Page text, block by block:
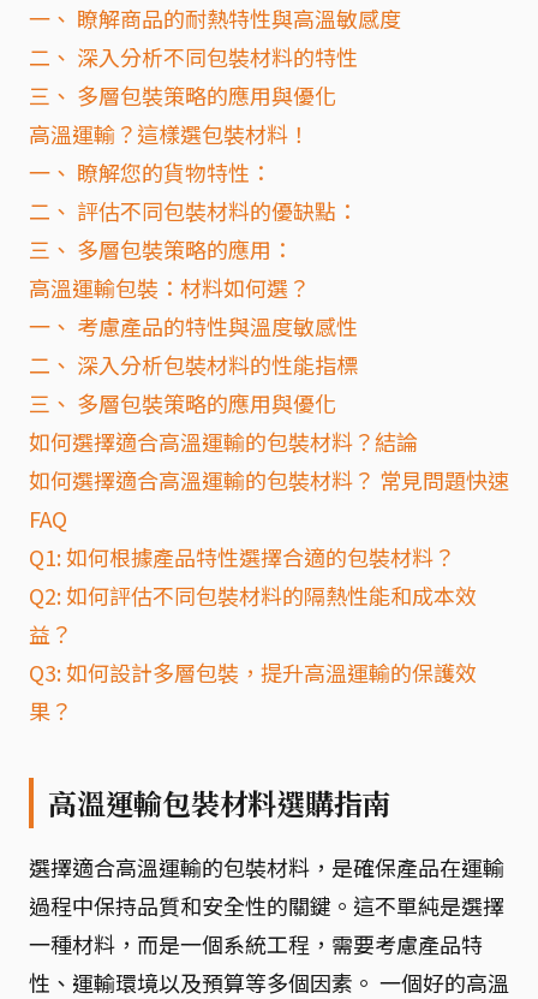
一、 瞭解商品的耐熱特性與高溫敏感度
二、 深入分析不同包裝材料的特性
三、 多層包裝策略的應用與優化
高溫運輸？這樣選包裝材料！
一、 瞭解您的貨物特性：
二、 評估不同包裝材料的優缺點：
三、 多層包裝策略的應用：
高溫運輸包裝：材料如何選？
一、 考慮產品的特性與溫度敏感性
二、 深入分析包裝材料的性能指標
三、 多層包裝策略的應用與優化
如何選擇適合高溫運輸的包裝材料？結論
如何選擇適合高溫運輸的包裝材料？ 常見問題快速
FAQ
Q1: 如何根據產品特性選擇合適的包裝材料？
Q2: 如何評估不同包裝材料的隔熱性能和成本效
益？
Q3: 如何設計多層包裝，提升高溫運輸的保護效
果？
高溫運輸包裝材料選購指南
選擇適合高溫運輸的包裝材料，是確保產品在運輸
過程中保持品質和安全性的關鍵。這不單純是選擇
一種材料，而是一個系統工程，需要考慮產品特
性、運輸環境以及預算等多個因素。 一個好的高溫